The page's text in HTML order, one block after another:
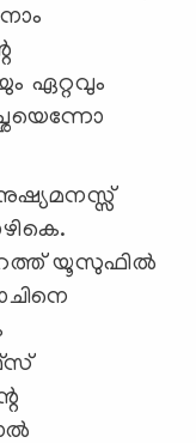
ഏറ്റവും
യൂസുഫില്‍